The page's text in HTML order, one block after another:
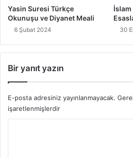
Yasin Suresi Türkçe
Okunuşu ve Diyanet Meali
6 Şubat 2024 30
Bir yanıt yazın
E-posta adresiniz yayınlanmayacak.
işaretlenmişlerdir